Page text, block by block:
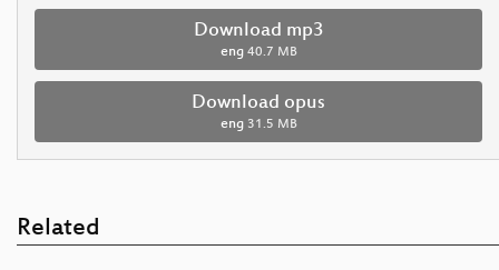
Download mp3
eng 40.7 MB
Download opus
eng 31.5 MB
Related